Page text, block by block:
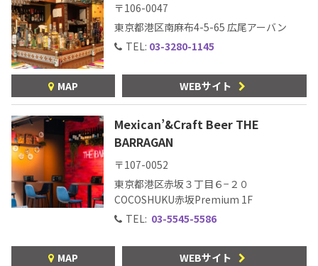
〒106-0047
東京都港区南麻布4-5-65 広尾アーバン
TEL: 03-3280-1145
MAP WEBサイト
Mexican’&Craft Beer THE
BARRAGAN
〒107-0052
東京都港区赤坂３丁目６−２０
COCOSHUKU赤坂Premium 1F
TEL: 03-5545-5586
MAP WEBサイト